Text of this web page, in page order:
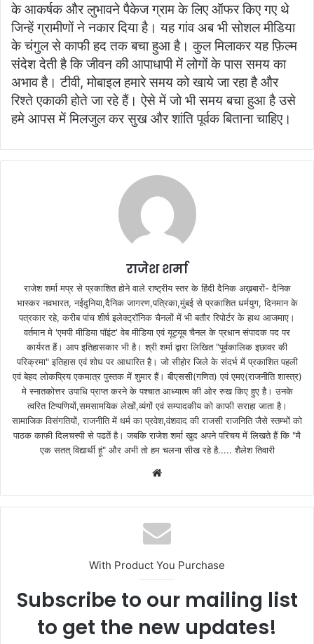
के आकर्षक और लुभावने पैकेज ग्राम के लिए ऑफर किए गए थे
जिन्हें ग्रामीणों ने नकार दिया है। यह गांव अब भी सोशल मीडिया
के चंगुल से काफी हद तक बचा हुआ है। कुल मिलाकर यह फ़िल्म
संदेश देती है कि जीवन की आपाधापी में लोगों के पास समय का
अभाव है। टीवी, मोबाइल हमारे समय को खाये जा रहा है और
रिश्ते एकाकी होते जा रहे हैं। ऐसे में जो भी समय बचा हुआ है उसे
हमे आपस में मिलजुल कर सुख और शांति पूर्वक बिताना चाहिए।
राजेश शर्मा
राजेश शर्मा मप्र से प्रकाशित होने वाले राष्ट्रीय स्तर के हिंदी दैनिक अख़बारों- दैनिक
भास्कर नवभारत, नईदुनिया,दैनिक जागरण,पत्रिका,मुंबई से प्रकाशित धर्मयुग, दिनमान के
पत्रकार रहे, करीब पांच शीर्ष इलेक्ट्रॉनिक चैनलों में भी बतौर रिपोर्टर के हाथ आजमाए।
वर्तमान मे 'एमपी मीडिया पॉइंट' वेब मीडिया एवं यूट्यूब चैनल के प्रधान संपादक पद पर
कार्यरत हैं। आप इतिहासकार भी है। श्री शर्मा द्वारा लिखित "पूर्वकालिक इछावर की
परिक्रमा" इतिहास एवं शोध पर आधारित है। जो सीहोर जिले के संदर्भ में प्रकाशित पहली
एवं बेहद लोकप्रिय एकमात्र पुस्तक में शुमार हैं। बीएससी(गणित) एवं एमए(राजनीति शास्त्र)
मे स्नातकोत्तर उपाधि प्राप्त करने के पश्चात आध्यात्म की ओर रुख किए हुए है। उनके
त्वरित टिप्पणियों,समसामयिक लेखों,व्यंगों एवं सम्पादकीय को काफी सराहा जाता है।
सामाजिक विसंगतियों, राजनीति में धर्म का प्रवेश,वंशवाद की राजसी राजनिति जैसे स्तम्भों को
पाठक काफी दिलचस्पी से पढतें है। जबकि राजेश शर्मा खुद अपने परिचय में लिखते हैं कि "मै
एक सतत् विद्यार्थी हूं" और अभी तो हम चलना सीख रहे है..... शैलेश तिवारी
b
s
i
e
With Product You Purchase
Subscribe to our mailing list
to get the new updates!